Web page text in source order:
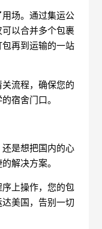
场。通过集运公
以合并多个包裹
再到运输的一站
流程，确保您的
宿舍门口。
是想把国内的心
解决方案。
上操作，您的包
美国，告别一切